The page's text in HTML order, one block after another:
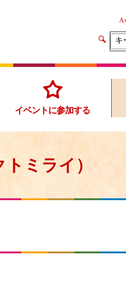
イ
ト
イベントに参加する
ミライ）